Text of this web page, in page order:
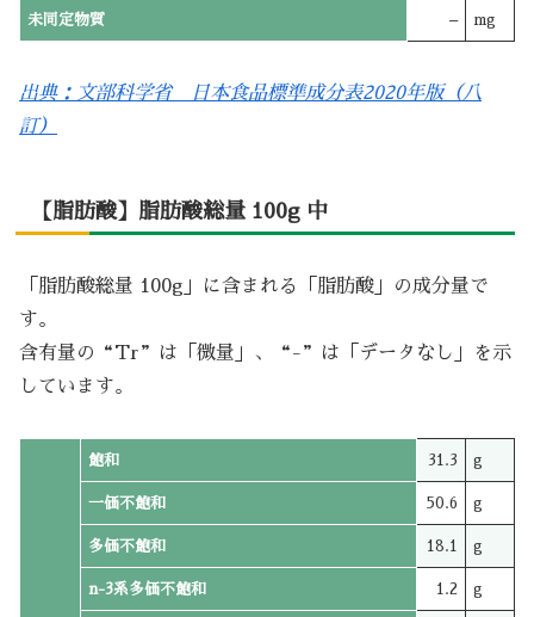
未同定物質 – mg
出典：文部科学省 日本食品標準成分表2020年版（八
訂）
【脂肪酸】脂肪酸総量 100g 中
「脂肪酸総量 100g」に含まれる「脂肪酸」の成分量で
す。
含有量の“Tr”は「微量」、“-”は「データなし」を示
しています。
飽和 31.3 g
一価不飽和 50.6 g
多価不飽和 18.1 g
n-3系多価不飽和 1.2 g